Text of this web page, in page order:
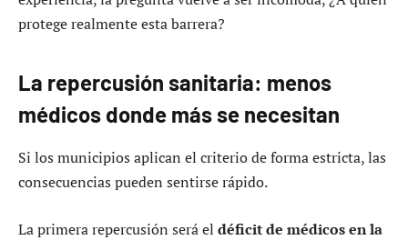
protege realmente esta barrera?
La repercusión sanitaria: menos
médicos donde más se necesitan
Si los municipios aplican el criterio de forma estricta, las
consecuencias pueden sentirse rápido.
La primera repercusión será el déficit de médicos en la